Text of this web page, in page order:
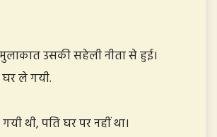
उसकी सहेली नीता से हुई।
ले गयी.
थी, पति घर पर नहीं था।